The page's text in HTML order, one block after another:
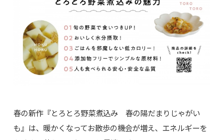
春の新作『とろとろ野菜煮込み 春の陽だまりじゃがい
も』は、暖かくなってお散歩の機会が増え、エネルギーを